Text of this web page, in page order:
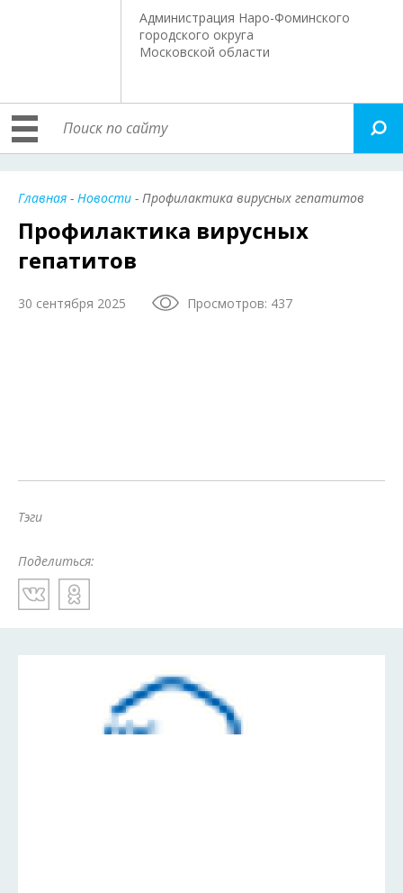
Администрация Наро-Фоминского
городского округа
Московской области
Главная - Новости - Профилактика вирусных гепатитов
Профилактика вирусных
гепатитов
30 сентября 2025 Просмотров: 437
Тэги
Поделиться: